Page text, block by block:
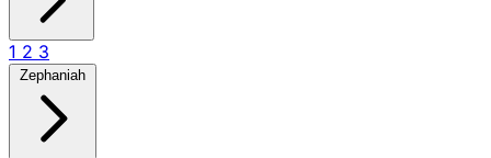
1 2 3
Zephaniah